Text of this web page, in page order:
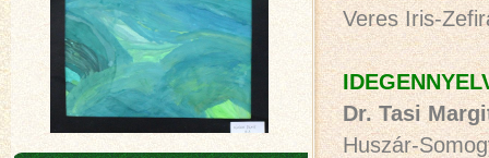
Veres Iris-
Dr. Tasi
Huszár-